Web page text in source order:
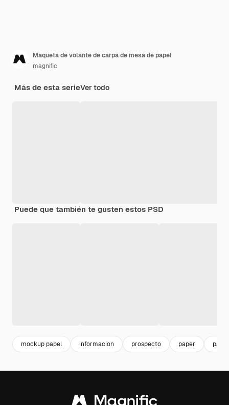
Maqueta de volante de carpa de mesa de papel
magnific
Más de esta serieVer todo
Puede que también te gusten estos PSD
mockup papel informacion prospecto paper papel